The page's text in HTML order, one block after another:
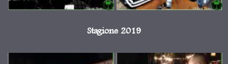
Stagione 2019